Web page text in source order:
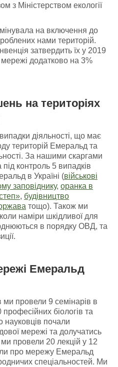
з Міністерством екології
на включення до
нами територій.
затвердить їх у 2019
додатково на 3%
натериторіях
діяльності, що має
територій Емеральд та
За нашими скаргами
контроль 5 випадків
в Україні (військові
заповіднику, оранка в
, будівництво
тощо). Також ми
наміри шкідливої для
в порядку ОВД, та
Емеральд
провели 9 семінарів в
біологів та
науковців почали
мережі та долучатись
провели 20 лекцій у 12
про мережу Емеральд
спеціальностей. Ми